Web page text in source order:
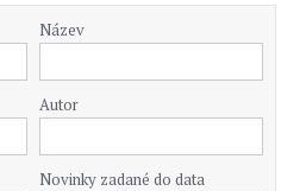
Název
Autor
Novinky zadané do data